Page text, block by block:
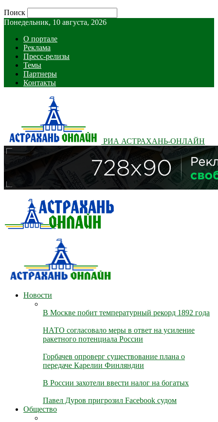
Поиск
Понедельник, 10 августа, 2026
О портале
Реклама
Пресс-релизы
Темы
Партнеры
Контакты
РИА АСТРАХАНЬ-ОНЛАЙН
Новости
В Москве побит температурный рекорд 1892 года
НАТО согласовало меры в ответ на усиление
ракетного потенциала России
Горбачев опроверг существование плана о
передаче Карелии Финляндии
В России захотели ввести налог на богатых
Павел Дуров пригрозил Facebook судом
Общество